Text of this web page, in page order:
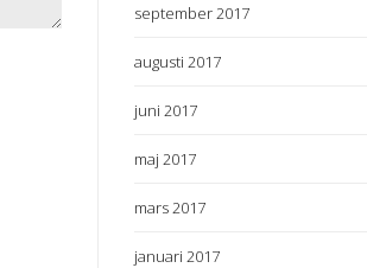
september 2017
augusti 2017
juni 2017
maj 2017
mars 2017
januari 2017